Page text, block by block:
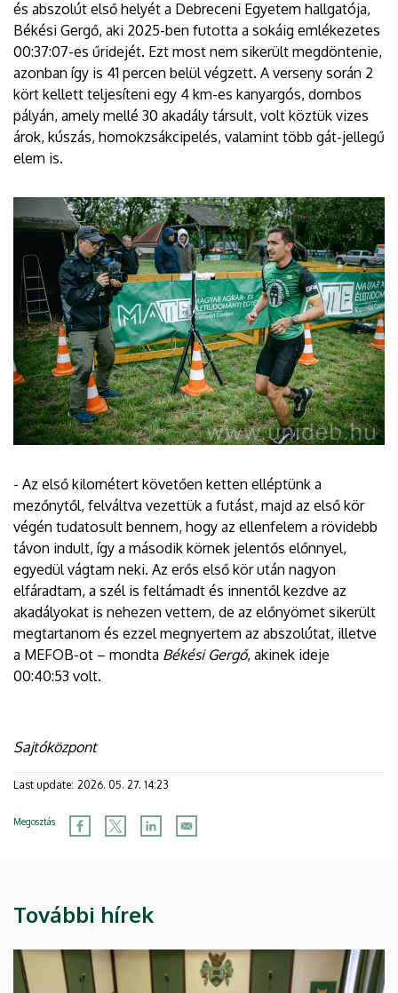
és abszolút első helyét a Debreceni Egyetem hallgatója,
Békési Gergő, aki 2025-ben futotta a sokáig emlékezetes
00:37:07-es űridejét. Ezt most nem sikerült megdöntenie,
azonban így is 41 percen belül végzett. A verseny során 2
kört kellett teljesíteni egy 4 km-es kanyargós, dombos
pályán, amely mellé 30 akadály társult, volt köztük vizes
árok, kúszás, homokzsákcipelés, valamint több gát-jellegű
elem is.
- Az első kilométert követően ketten elléptünk a
mezőnytől, felváltva vezettük a futást, majd az első kör
végén tudatosult bennem, hogy az ellenfelem a rövidebb
távon indult, így a második körnek jelentős előnnyel,
egyedül vágtam neki. Az erős első kör után nagyon
elfáradtam, a szél is feltámadt és innentől kezdve az
akadályokat is nehezen vettem, de az előnyömet sikerült
megtartanom és ezzel megnyertem az abszolútat, illetve
a MEFOB-ot – mondta Békési Gergő, akinek ideje
00:40:53 volt.
Sajtóközpont
Last update: 2026. 05. 27. 14:23
Megosztás
További hírek